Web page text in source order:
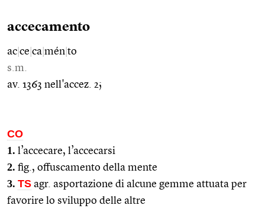
accecamento
ac ce ca mén to
s.m.
av. 1363 nell'accez. 2;
CO
1. l’accecare, l’accecarsi
2. fig., offuscamento della mente
3. TS agr. asportazione di alcune gemme attuata per
favorire lo sviluppo delle altre